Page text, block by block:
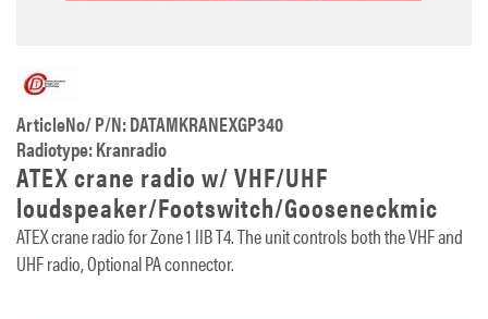
ArticleNo/ P/N: DATAMKRANEXGP340
Radiotype: Kranradio
ATEX crane radio w/ VHF/UHF
loudspeaker/Footswitch/Gooseneckmic
ATEX crane radio for Zone 1 IIB T4. The unit controls both the VHF and
UHF radio, Optional PA connector.